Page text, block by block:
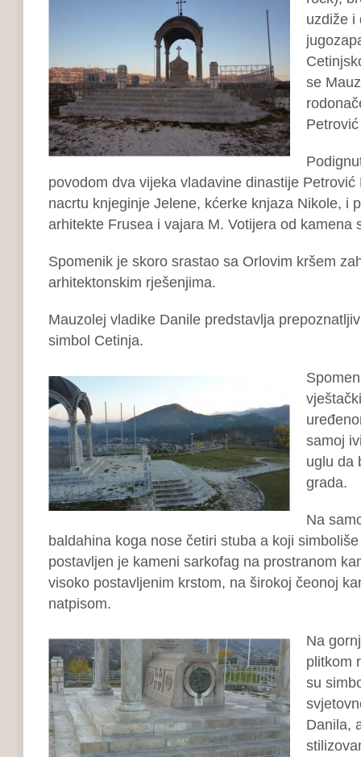
uzdiže i
se
povodom dva vijeka vladavine dinastije Petrović
nacrtu knjeginje Jelene, kćerke knjaza Nikole, i
arhitekte Frusea i vajara M. Votijera od kamena
Spomenik je skoro srastao sa Orlovim kršem
arhitektonskim rješenjima.
Mauzolej vladike Danile predstavlja
simbol Cetinja.
samoj
uglu da
grada.
Na
baldahina koga nose četiri stuba a koji
postavljen je kameni sarkofag na prostranom
visoko postavljenim krstom, na širokoj čeonoj
natpisom.
Na
plitkom
su
Danila,